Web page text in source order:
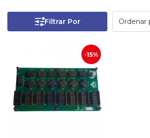
Filtrar Por
-15%